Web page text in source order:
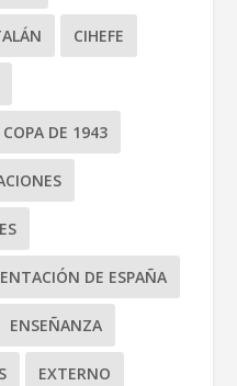
CIHEFE
COPA DE 1943
DE ESPAÑA
ENSEÑANZA
EXTERNO